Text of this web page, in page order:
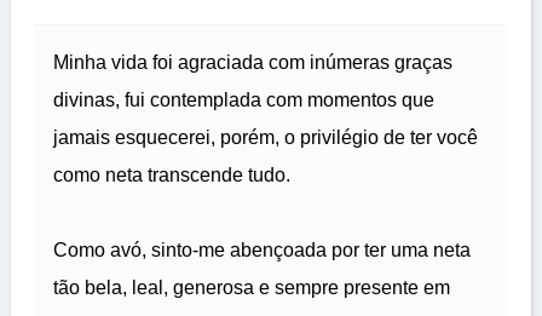
Minha vida foi agraciada com inúmeras graças
divinas, fui contemplada com momentos que
jamais esquecerei, porém, o privilégio de ter você
como neta transcende tudo.
Como avó, sinto-me abençoada por ter uma neta
tão bela, leal, generosa e sempre presente em